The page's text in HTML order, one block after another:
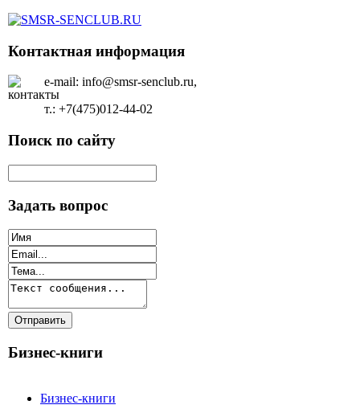
Контактная информация
e-mail: info@smsr-senclub.ru,
т.: +7(475)012-44-02
Поиск по сайту
Задать вопрос
Бизнес-книги
Бизнес-книги